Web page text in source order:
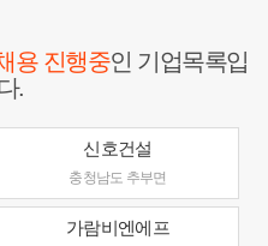
용 진행중인 기업목록입
.
신호건설
충청남도 추부면
가람비엔에프